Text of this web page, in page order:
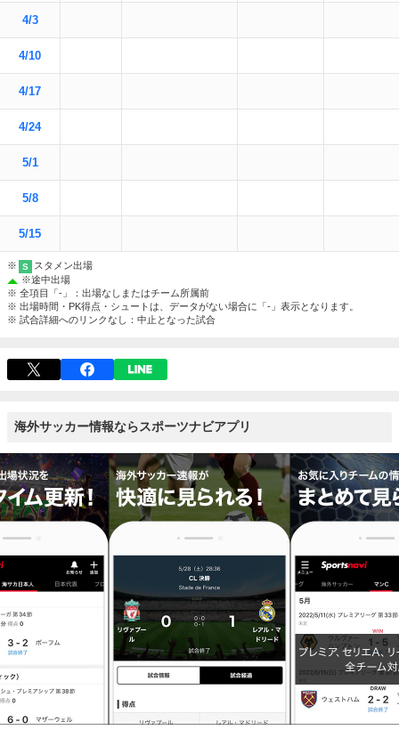
4/3
4/10
4/17
4/24
5/1
5/8
5/15
※ S
スタメン出場
※途中出場
※ 全項目「-」：出場なしまたはチーム所属前
※ 出場時間・PK得点・シュートは、データがない場合に「-」表示となります。
※ 試合詳細へのリンクなし：中止となった試合
海外サッカー情報ならスポーツナビアプリ